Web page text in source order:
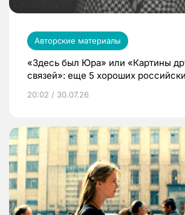
Авторские материалы
«Здесь был Юра» или «Картины
связей»: еще 5 хороших
20:02 / 30.07.26